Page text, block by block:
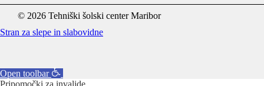
© 2026 Tehniški šolski center Maribor
Stran za slepe in slabovidne
Open toolbar